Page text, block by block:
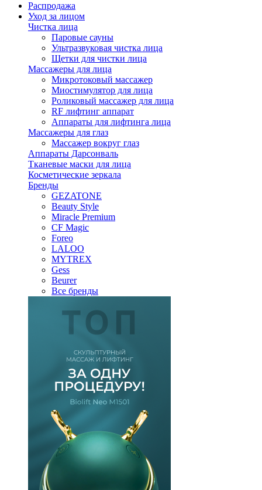
Распродажа
Уход за лицом
Чистка лица
Паровые сауны
Ультразвуковая чистка лица
Щетки для чистки лица
Массажеры для лица
Микротоковый массажер
Миостимулятор для лица
Роликовый массажер для лица
RF лифтинг аппарат
Аппараты для лифтинга лица
Массажеры для глаз
Массажер вокруг глаз
Аппараты Дарсонваль
Тканевые маски для лица
Косметические зеркала
Бренды
GEZATONE
Beauty Style
Miracle Premium
CF Magic
Foreo
LALOO
MYTREX
Gess
Beurer
Все бренды